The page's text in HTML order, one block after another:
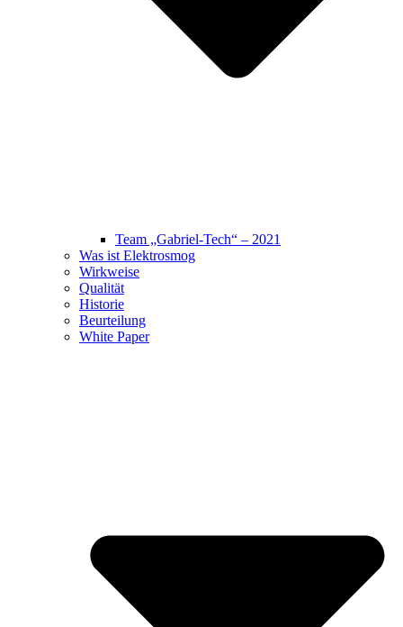
Team „Gabriel-Tech“ – 2021
Was ist Elektrosmog
Wirkweise
Qualität
Historie
Beurteilung
White Paper